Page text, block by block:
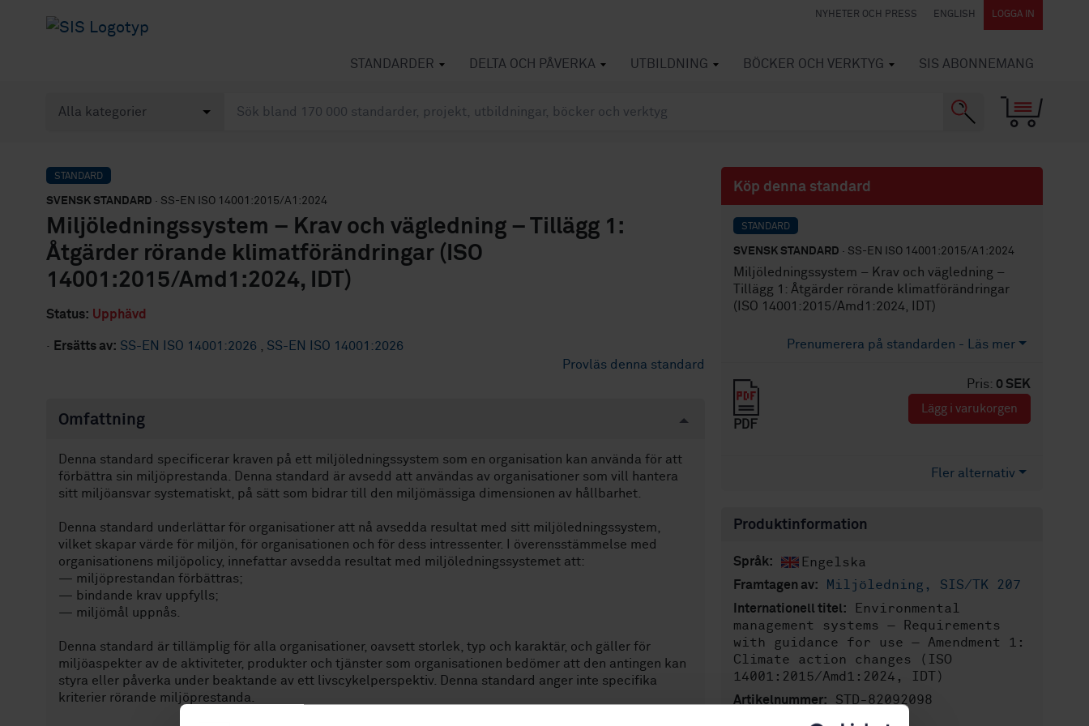
NYHETER OCH PRESS ENGLISH LOGGA IN
STANDARDER DELTA OCH PÅVERKA UTBILDNING BÖCKER OCH VERKTYG SIS ABONNEMANG
STANDARD
SVENSK STANDARD · SS-EN ISO 14001:2015/A1:2024
Miljöledningssystem – Krav och vägledning – Tillägg 1:
Åtgärder rörande klimatförändringar (ISO
14001:2015/Amd1:2024, IDT)
Status: Upphävd
· Ersätts av: SS-EN ISO 14001:2026
SS-EN ISO 14001:2026
Provläs denna standard
Omfattning
Denna standard specificerar kraven på ett miljöledningssystem som en organisation kan använda för att
förbättra sin miljöprestanda. Denna standard är avsedd att användas av organisationer som vill hantera
sitt miljöansvar systematiskt, på sätt som bidrar till den miljömässiga dimensionen av hållbarhet.
Denna standard underlättar för organisationer att nå avsedda resultat med sitt miljöledningssystem,
vilket skapar värde för miljön, för organisationen och för dess intressenter. I överensstämmelse med
organisationens miljöpolicy, innefattar avsedda resultat med miljöledningssystemet att:
— miljöprestandan förbättras;
— bindande krav uppfylls;
— miljömål uppnås.
Denna standard är tillämplig för alla organisationer, oavsett storlek, typ och karaktär, och gäller för
miljöaspekter av de aktiviteter, produkter och tjänster som organisationen bedömer att den antingen kan
styra eller påverka under beaktande av ett livscykelperspektiv. Denna standard anger inte specifika
kriterier rörande miljöprestanda.
Köp denna standard
STANDARD
SVENSK STANDARD · SS-EN ISO 14001:2015/A1:2024
Miljöledningssystem – Krav och vägledning –
Tillägg 1: Åtgärder rörande klimatförändringar
(ISO 14001:2015/Amd1:2024, IDT)
Prenumerera på standarden - Läs mer
Pris: 0 SEK
PDF
Lägg i varukorgen
Fler alternativ
Produktinformation
Språk: Engelska
Framtagen av: Miljöledning, SIS/TK 207
Internationell titel:
Environmental
management systems — Requirements
with guidance for use — Amendment 1:
Climate action changes (ISO
14001:2015/Amd1:2024, IDT)
Artikelnummer:STD-82092098